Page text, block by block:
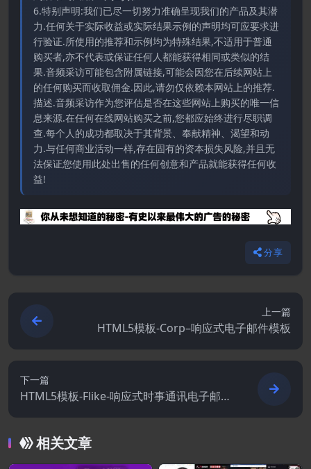
6.特别声明:我们已尽一切努力准确呈现我们的产品及其潜
力.任何关于实际收益或实际结果示例的声明均可应要求进
行验证.所使用的推荐和示例均为特殊结果,不适用于普通
购买者,亦不代表或保证任何人都能获得相同或类似的结
果.音频采访可能包含附属链接,可能会因您在后续网站上
的任何购买而收取佣金.因此,请勿仅依赖本网站上的推荐.
描述.音频采访作为您评估是否在这些网站上购买的唯一信
息来源.在任何在线网站购买之前,您都应始终进行尽职调
查.每个人的成功都取决于其背景、奉献精神、渴望和动
力.与任何商业活动一样,存在固有的资本损失风险,并且无
法保证您使用此处出售的任何创意和产品就能获得任何收
益!
分享
上一篇
HTML5模板-Corp–响应式电子邮件模板
下一篇
HTML5模板-Flike-响应式时事通讯电子邮件
相关文章